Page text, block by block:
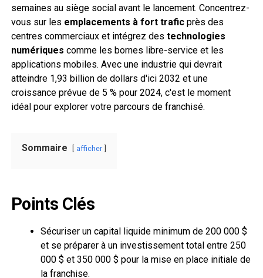
semaines au siège social avant le lancement. Concentrez-
vous sur les emplacements à fort traficprès des
centres commerciaux et intégrez des technologies
numériques comme les bornes libre-service et les
applications mobiles. Avec une industrie qui devrait
atteindre 1,93 billion de dollars d'ici 2032 et une
croissance prévue de 5 % pour 2024, c'est le moment
idéal pour explorer votre parcours de franchisé.
Sommaire afficher
Points Clés
Sécuriser un capital liquide minimum de 200 000 $
et se préparer à un investissement total entre 250
000 $ et 350 000 $ pour la mise en place initiale de
la franchise.